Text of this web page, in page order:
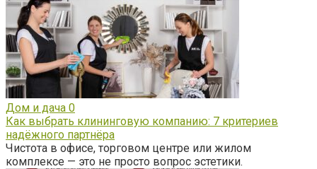
Дом и дача 0
Как выбрать клининговую компанию: 7 критериев
надёжного партнёра
Чистота в офисе, торговом центре или жилом
комплексе — это не просто вопрос эстетики.